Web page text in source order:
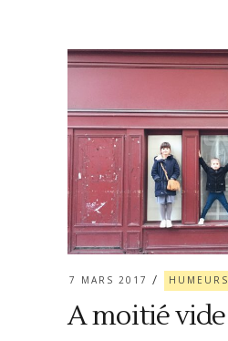
7 MARS 2017 HUMEURS
A moitié vide